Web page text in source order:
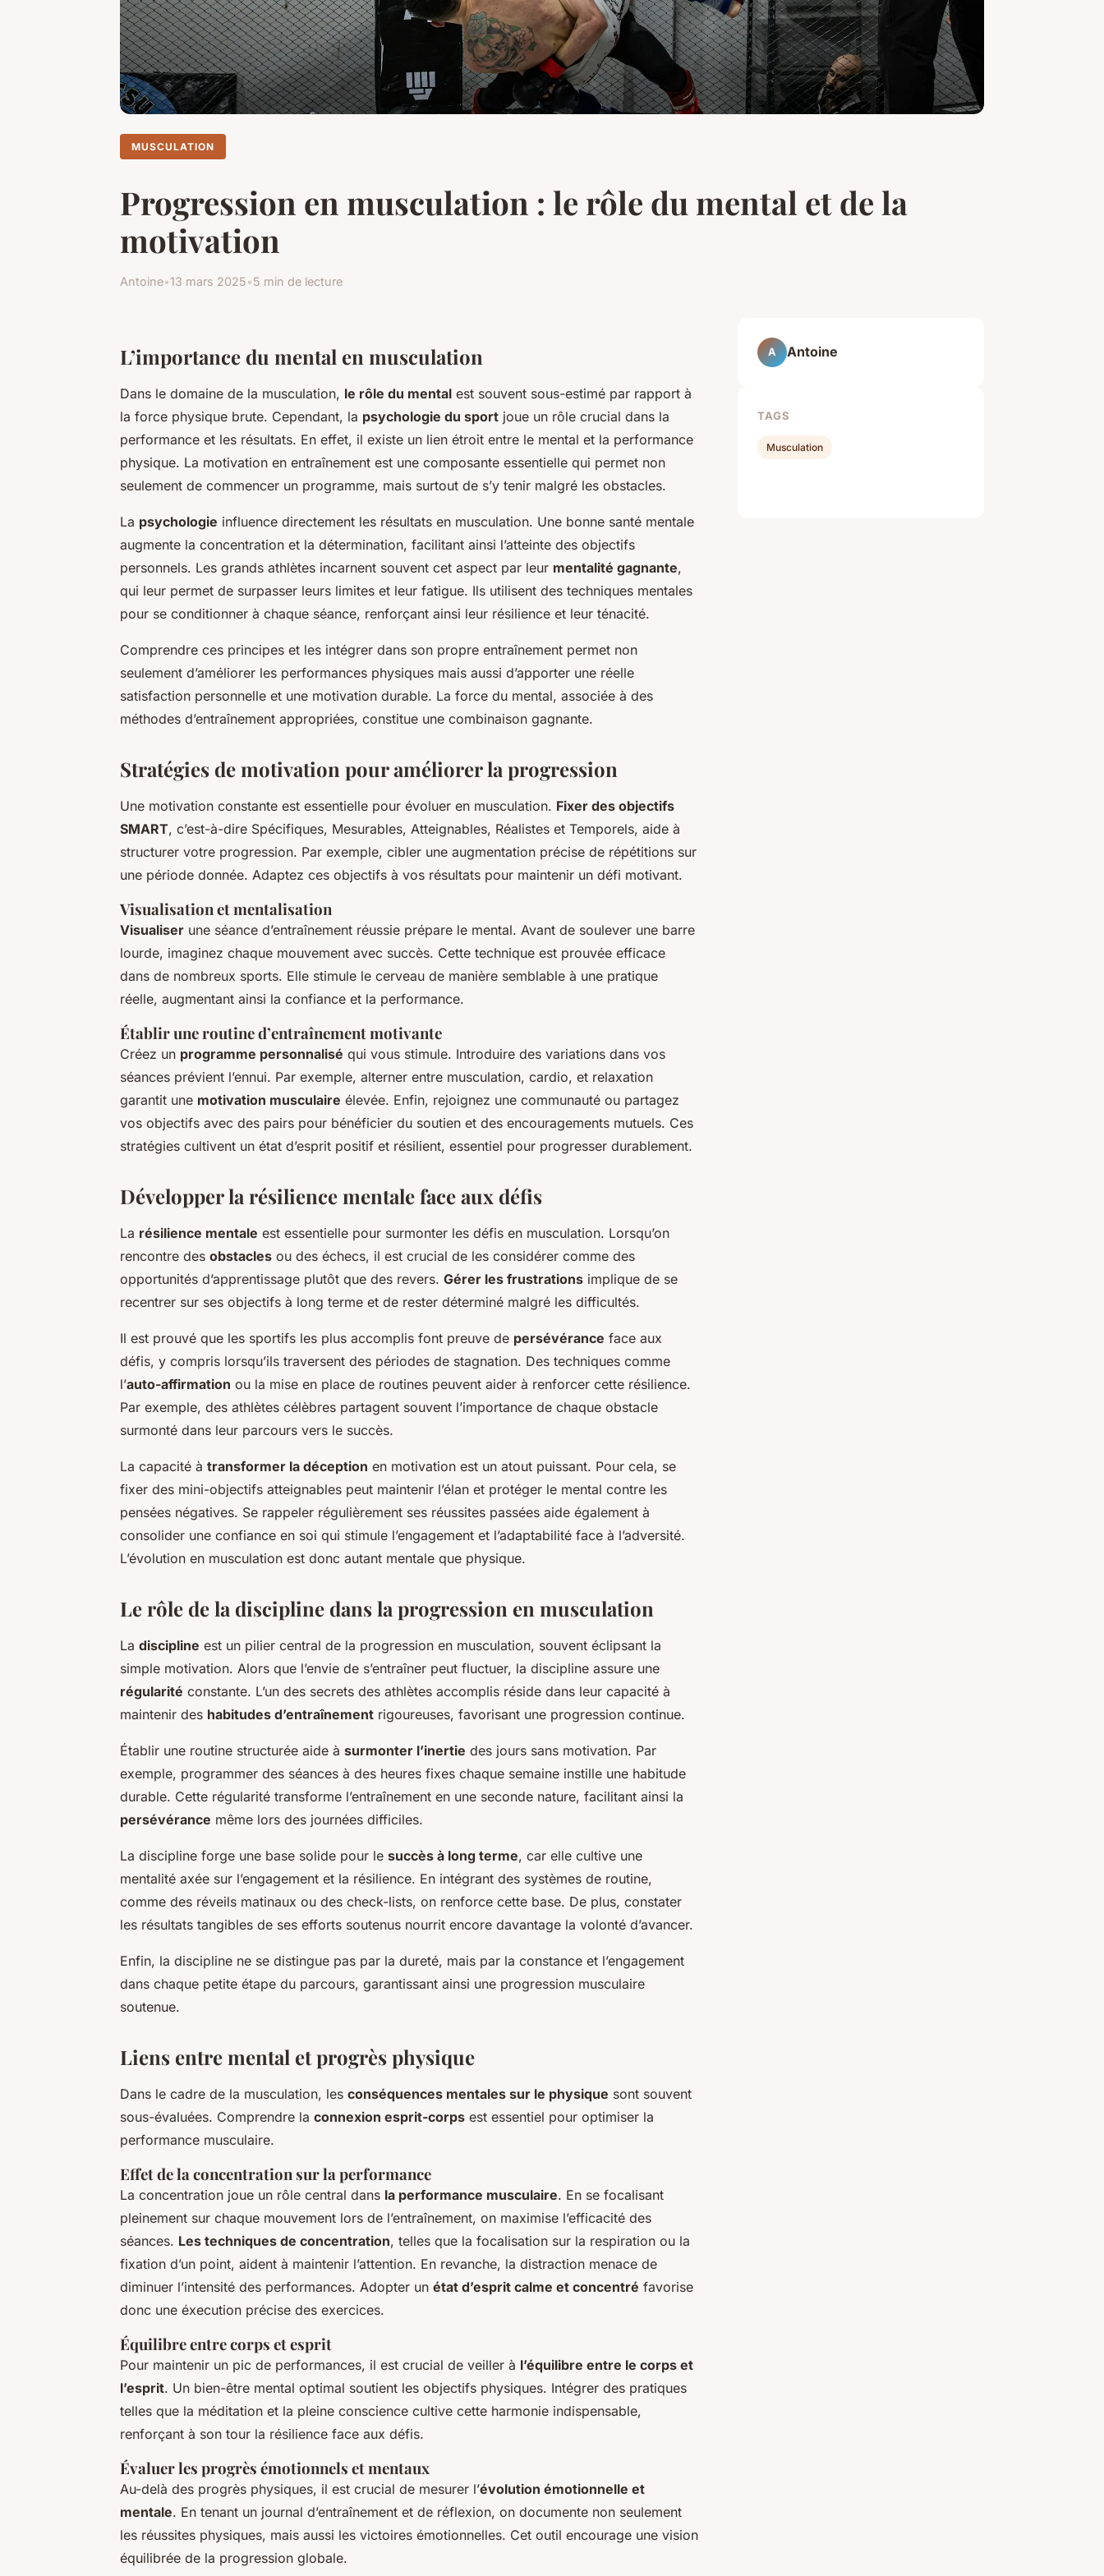
MUSCULATION
Progression en musculation : le rôle du mental et de la
motivation
Antoine•13 mars 2025•5 min de lecture
L’importance du mental en musculation
Dans le domaine de la musculation, le rôle du mental est souvent sous-estimé par rapport à
la force physique brute. Cependant, la psychologie du sport joue un rôle crucial dans la
performance et les résultats. En effet, il existe un lien étroit entre le mental et la performance
physique. La motivation en entraînement est une composante essentielle qui permet non
seulement de commencer un programme, mais surtout de s’y tenir malgré les obstacles.
La psychologie influence directement les résultats en musculation. Une bonne santé mentale
augmente la concentration et la détermination, facilitant ainsi l’atteinte des objectifs
personnels. Les grands athlètes incarnent souvent cet aspect par leur mentalité gagnante,
qui leur permet de surpasser leurs limites et leur fatigue. Ils utilisent des techniques mentales
pour se conditionner à chaque séance, renforçant ainsi leur résilience et leur ténacité.
Comprendre ces principes et les intégrer dans son propre entraînement permet non
seulement d’améliorer les performances physiques mais aussi d’apporter une réelle
satisfaction personnelle et une motivation durable. La force du mental, associée à des
méthodes d’entraînement appropriées, constitue une combinaison gagnante.
Stratégies de motivation pour améliorer la progression
Une motivation constante est essentielle pour évoluer en musculation. Fixer des objectifs
SMART, c’est-à-dire Spécifiques, Mesurables, Atteignables, Réalistes et Temporels, aide à
structurer votre progression. Par exemple, cibler une augmentation précise de répétitions sur
une période donnée. Adaptez ces objectifs à vos résultats pour maintenir un défi motivant.
Visualisation et mentalisation
Visualiser une séance d’entraînement réussie prépare le mental. Avant de soulever une barre
lourde, imaginez chaque mouvement avec succès. Cette technique est prouvée efficace
dans de nombreux sports. Elle stimule le cerveau de manière semblable à une pratique
réelle, augmentant ainsi la confiance et la performance.
Établir une routine d’entraînement motivante
Créez un programme personnalisé qui vous stimule. Introduire des variations dans vos
séances prévient l’ennui. Par exemple, alterner entre musculation, cardio, et relaxation
garantit une motivation musculaire élevée. Enfin, rejoignez une communauté ou partagez
vos objectifs avec des pairs pour bénéficier du soutien et des encouragements mutuels. Ces
stratégies cultivent un état d’esprit positif et résilient, essentiel pour progresser durablement.
Développer la résilience mentale face aux défis
La résilience mentale est essentielle pour surmonter les défis en musculation. Lorsqu’on
rencontre des obstacles ou des échecs, il est crucial de les considérer comme des
opportunités d’apprentissage plutôt que des revers. Gérer les frustrations implique de se
recentrer sur ses objectifs à long terme et de rester déterminé malgré les difficultés.
Il est prouvé que les sportifs les plus accomplis font preuve de persévérance face aux
défis, y compris lorsqu’ils traversent des périodes de stagnation. Des techniques comme
l’auto-affirmation ou la mise en place de routines peuvent aider à renforcer cette résilience.
Par exemple, des athlètes célèbres partagent souvent l’importance de chaque obstacle
surmonté dans leur parcours vers le succès.
La capacité à transformer la déception en motivation est un atout puissant. Pour cela, se
fixer des mini-objectifs atteignables peut maintenir l’élan et protéger le mental contre les
pensées négatives. Se rappeler régulièrement ses réussites passées aide également à
consolider une confiance en soi qui stimule l’engagement et l’adaptabilité face à l’adversité.
L’évolution en musculation est donc autant mentale que physique.
Le rôle de la discipline dans la progression en musculation
La discipline est un pilier central de la progression en musculation, souvent éclipsant la
simple motivation. Alors que l’envie de s’entraîner peut fluctuer, la discipline assure une
régularité constante. L’un des secrets des athlètes accomplis réside dans leur capacité à
maintenir des habitudes d’entraînement rigoureuses, favorisant une progression continue.
Établir une routine structurée aide à surmonter l’inertie des jours sans motivation. Par
exemple, programmer des séances à des heures fixes chaque semaine instille une habitude
durable. Cette régularité transforme l’entraînement en une seconde nature, facilitant ainsi la
persévérance même lors des journées difficiles.
La discipline forge une base solide pour le succès à long terme, car elle cultive une
mentalité axée sur l’engagement et la résilience. En intégrant des systèmes de routine,
comme des réveils matinaux ou des check-lists, on renforce cette base. De plus, constater
les résultats tangibles de ses efforts soutenus nourrit encore davantage la volonté d’avancer.
Enfin, la discipline ne se distingue pas par la dureté, mais par la constance et l’engagement
dans chaque petite étape du parcours, garantissant ainsi une progression musculaire
soutenue.
Liens entre mental et progrès physique
Dans le cadre de la musculation, les conséquences mentales sur le physique sont souvent
sous-évaluées. Comprendre la connexion esprit-corps est essentiel pour optimiser la
performance musculaire.
Effet de la concentration sur la performance
La concentration joue un rôle central dans la performance musculaire. En se focalisant
pleinement sur chaque mouvement lors de l’entraînement, on maximise l’efficacité des
séances. Les techniques de concentration, telles que la focalisation sur la respiration ou la
fixation d’un point, aident à maintenir l’attention. En revanche, la distraction menace de
diminuer l’intensité des performances. Adopter un état d’esprit calme et concentré favorise
donc une éxecution précise des exercices.
Équilibre entre corps et esprit
Pour maintenir un pic de performances, il est crucial de veiller à l’équilibre entre le corps et
l’esprit. Un bien-être mental optimal soutient les objectifs physiques. Intégrer des pratiques
telles que la méditation et la pleine conscience cultive cette harmonie indispensable,
renforçant à son tour la résilience face aux défis.
Évaluer les progrès émotionnels et mentaux
Au-delà des progrès physiques, il est crucial de mesurer l’évolution émotionnelle et
mentale. En tenant un journal d’entraînement et de réflexion, on documente non seulement
les réussites physiques, mais aussi les victoires émotionnelles. Cet outil encourage une vision
équilibrée de la progression globale.
A Antoine
TAGS
Musculation